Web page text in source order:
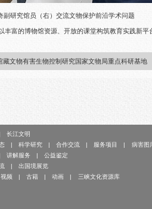
副研究馆员（右）交流文物保护前沿学术问题
富的博物馆资源、开放的课堂构筑教育实践新
藏文物有害生物控制研究国家文物局重点科研基
长江文明
科学研究 合作交流 服务项目
病害图
讲解服务
公益鉴定
出国境展览
视频 古籍 动画
三峡文化资源库